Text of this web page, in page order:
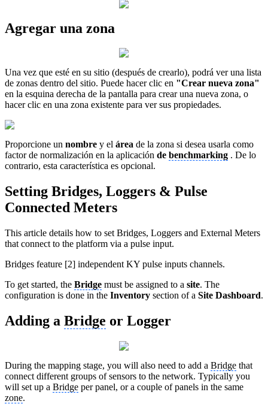
Agregar una zona
Una vez que esté en su sitio (después de crearlo), podrá ver una lista
de zonas dentro del sitio. Puede hacer clic en "Crear nueva zona"
en la esquina derecha de la pantalla para crear una nueva zona, o
hacer clic en una zona existente para ver sus propiedades.
Proporcione un nombre y el área de la zona si desea usarla como
factor de normalización en la aplicación de benchmarking . De lo
contrario, esta característica es opcional.
Setting Bridges, Loggers & Pulse
Connected Meters
This article details how to set Bridges, Loggers and External Meters
that connect to the platform via a pulse input.
Bridges feature [2] independent KY pulse inputs channels.
To get started, the Bridge must be assigned to a site. The
configuration is done in the Inventory section of a Site Dashboard.
Adding a Bridge or Logger
During the mapping stage, you will also need to add a Bridge that
connect different groups of sensors to the network. Typically you
will set up a Bridge per panel, or a couple of panels in the same
zone.